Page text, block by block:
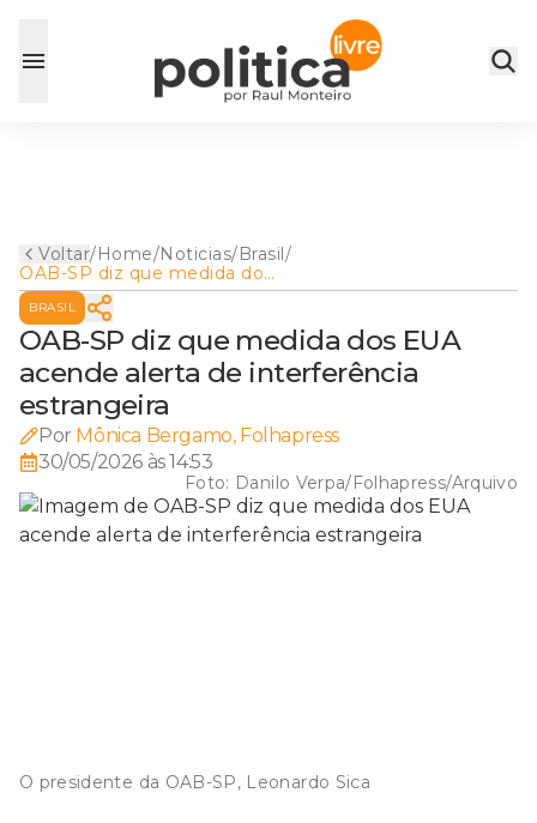
Voltar/Home/Noticias/Brasil/
OAB-SP diz que medida dos
EUA acende alerta de
interferência estrangeira
BRASIL
OAB-SP diz que medida dos EUA
acende alerta de interferência
estrangeira
Por Mônica Bergamo, Folhapress
30/05/2026 às 14:53
Foto: Danilo Verpa/Folhapress/Arquivo
O presidente da OAB-SP, Leonardo Sica